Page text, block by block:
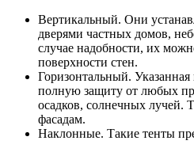
Вертикальный. Они
дверями частных домов,
случае надобности, их
поверхности стен.
Горизонтальный. Указанная
полную защиту от любых
осадков, солнечных лучей.
фасадам.
Наклонные. Такие тенты